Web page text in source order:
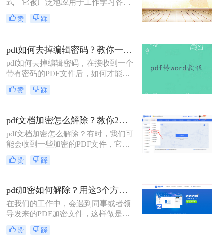
式，它被广泛地应用于工作学习各个
领域。由于PDF文件中的内容往往十
分重要，因此，为了保护其内容不被
文件但忘记了密码，该怎么办呢？下
面，小编就给大家分享pdf去除编辑密
码怎么弄的方法，一起来学习一下
吧。
赞 踩
pdf如何去掉编辑密码？教你一种解除密码的在线方法！
pdf如何去掉编辑密码，在接收到一个
带有密码的PDF文件后，如何才能解
除文件中的密码？在当今这个互联网
时代下，必须随时具备防范意识来维
还包括到我们每天传输文件之中，而
最为普遍的是为PDF文件添加密码。
问题在于我们已获得PDF文件去编辑
使用，但是也要每开启一次都要输入
一次密码，比较繁琐，所以干脆可以
解除密码，今天教给你一个在线解除
起来看看。
赞 踩
pdf文档加密怎么解除？教你2个pdf解密方法！
pdf文档加密怎么解除​？有时，我们可
能会收到一些加密的PDF文件，它们
不允许我们对其进行编辑或打印。这
时，我们需要使用PDF解密工具，以
行编辑。那么接下来就给大家介绍一
下pdf加密解除的方法。
赞 踩
pdf加密如何解除？用这3个方法立即解密！
在我们的工作中，会遇到同事或者领
导发来的PDF加密文件，这样做是为
了保证文件的机密性；而我们每次打
开PDF文件都需要输入密码才能进行
赞 踩